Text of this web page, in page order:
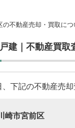
の不動産売却・買取につ
建｜不動産買取
下記の不動産売却
崎市宮前区